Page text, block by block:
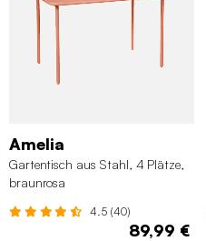
Amelia
Gartentisch aus Stahl, 4 Plätze,
braunrosa
4.5 (40)
89,99 €